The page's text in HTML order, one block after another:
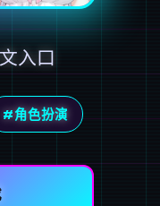
入口
#角色扮演